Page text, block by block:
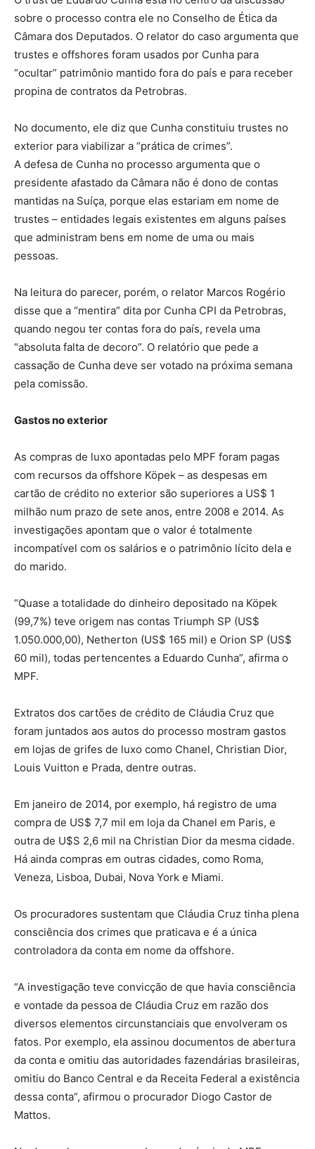
sobre o processo contra ele no Conselho de Ética da
Câmara dos Deputados. O relator do caso argumenta que
trustes e offshores foram usados por Cunha para
“ocultar” patrimônio mantido fora do país e para receber
propina de contratos da Petrobras.
No documento, ele diz que Cunha constituiu trustes no
exterior para viabilizar a “prática de crimes”.
A defesa de Cunha no processo argumenta que o
presidente afastado da Câmara não é dono de contas
mantidas na Suíça, porque elas estariam em nome de
trustes – entidades legais existentes em alguns países
que administram bens em nome de uma ou mais
pessoas.
Na leitura do parecer, porém, o relator Marcos Rogério
disse que a “mentira” dita por Cunha CPI da Petrobras,
quando negou ter contas fora do país, revela uma
“absoluta falta de decoro”. O relatório que pede a
cassação de Cunha deve ser votado na próxima semana
pela comissão.
Gastos no exterior
As compras de luxo apontadas pelo MPF foram pagas
com recursos da offshore Köpek – as despesas em
cartão de crédito no exterior são superiores a US$ 1
milhão num prazo de sete anos, entre 2008 e 2014. As
investigações apontam que o valor é totalmente
incompatível com os salários e o patrimônio lícito dela e
do marido.
“Quase a totalidade do dinheiro depositado na Köpek
(99,7%) teve origem nas contas Triumph SP (US$
1.050.000,00), Netherton (US$ 165 mil) e Orion SP (US$
60 mil), todas pertencentes a Eduardo Cunha”, afirma o
MPF.
Extratos dos cartões de crédito de Cláudia Cruz que
foram juntados aos autos do processo mostram gastos
em lojas de grifes de luxo como Chanel, Christian Dior,
Louis Vuitton e Prada, dentre outras.
Em janeiro de 2014, por exemplo, há registro de uma
compra de US$ 7,7 mil em loja da Chanel em Paris, e
outra de U$S 2,6 mil na Christian Dior da mesma cidade.
Há ainda compras em outras cidades, como Roma,
Veneza, Lisboa, Dubai, Nova York e Miami.
Os procuradores sustentam que Cláudia Cruz tinha plena
consciência dos crimes que praticava e é a única
controladora da conta em nome da offshore.
“A investigação teve convicção de que havia consciência
e vontade da pessoa de Cláudia Cruz em razão dos
diversos elementos circunstanciais que envolveram os
fatos. Por exemplo, ela assinou documentos de abertura
da conta e omitiu das autoridades fazendárias brasileiras,
omitiu do Banco Central e da Receita Federal a existência
dessa conta”, afirmou o procurador Diogo Castor de
Mattos.